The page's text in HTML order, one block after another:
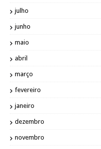
julho
junho
maio
abril
março
fevereiro
janeiro
dezembro
novembro